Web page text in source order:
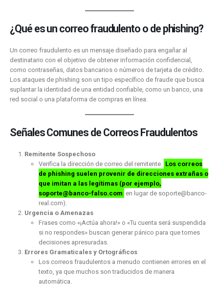
¿Qué es un correo fraudulento o de phishing?
Un correo fraudulento es un mensaje diseñado para engañar al
destinatario con el objetivo de obtener información confidencial,
como contraseñas, datos bancarios o números de tarjeta de crédito.
Los ataques de phishing son un tipo específico de fraude que busca
suplantar la identidad de una entidad confiable, como un banco, una
red social o una plataforma de compras en línea.
Señales Comunes de Correos Fraudulentos
Remitente Sospechoso
Verifica la dirección de correo del remitente.
Los correos
de phishing suelen provenir de direcciones extrañas o
que imitan a las legítimas (por ejemplo,
soporte@banco-falso.com en lugar de soporte@banco-
real.com).
Urgencia o Amenazas
Frases como «¡Actúa ahora!» o «Tu cuenta será suspendida
si no respondes» buscan generar pánico para que tomes
decisiones apresuradas.
Errores Gramaticales y Ortográficos
Los correos fraudulentos a menudo contienen errores en el
texto, ya que muchos son traducidos de manera
automática.